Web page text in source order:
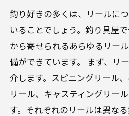
釣り好きの多くは、リールに
いることでしょう。釣り具屋
から寄せられるあらゆるリー
備ができています。 まず、リ
介します。スピニングリール
リール、キャスティングリー
す。それぞれのリールは異な